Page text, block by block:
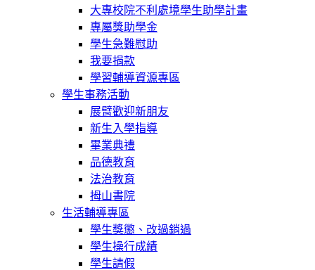
大專校院不利處境學生助學計畫
專屬獎助學金
學生急難慰助
我要捐款
學習輔導資源專區
學生事務活動
展臂歡迎新朋友
新生入學指導
畢業典禮
品德教育
法治教育
拇山書院
生活輔導專區
學生獎懲、改過銷過
學生操行成績
學生請假